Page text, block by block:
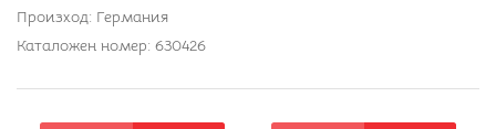
Произход: Германия
Каталожен номер: 630426